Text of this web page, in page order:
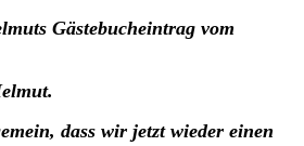
Gästebucheintrag vom
dass wir jetzt wieder einen